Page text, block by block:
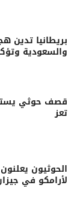
بريطانيا تدين
والسعودية
قصف حوثي
تعز
الحوثيون
لأرامكو في